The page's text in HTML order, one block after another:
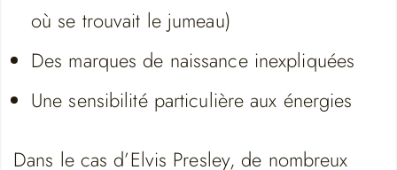
où se trouvait le jumeau)
Des marques de naissance inexpliquées
Une sensibilité particulière aux énergies
Dans le cas d’Elvis Presley, de nombreux